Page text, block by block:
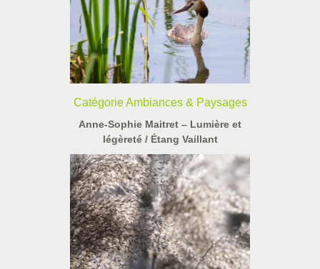
Catégorie Ambiances & Paysages
Anne-Sophie Maitret – Lumière et
légèreté / Étang Vaillant